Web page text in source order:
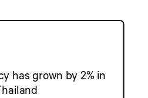
has grown by 2% in